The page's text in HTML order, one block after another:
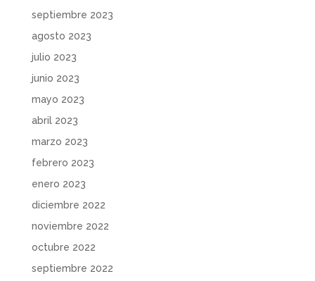
septiembre 2023
agosto 2023
julio 2023
junio 2023
mayo 2023
abril 2023
marzo 2023
febrero 2023
enero 2023
diciembre 2022
noviembre 2022
octubre 2022
septiembre 2022